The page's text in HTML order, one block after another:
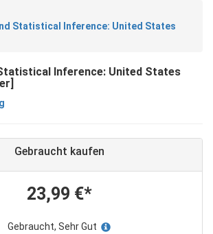
Statistical Inference: United States
Inference: United States
Gebraucht kaufen
23,99 €*
Gebraucht, Sehr Gut